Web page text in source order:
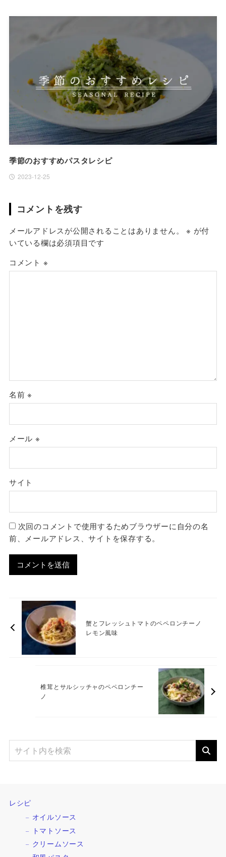
季節のおすすめパスタレシピ
2023-12-25
コメントを残す
メールアドレスが公開されることはありません。 ※ が付
いている欄は必須項目です
コメント ※
名前※
メール ※
サイト
次回のコメントで使用するためブラウザーに自分の名
前、メールアドレス、サイトを保存する。
蟹とフレッシュトマトのペペロンチーノ
レモン風味
椎茸とサルシッチャのペペロンチー
ノ
レシピ
オイルソース
トマトソース
クリームソース